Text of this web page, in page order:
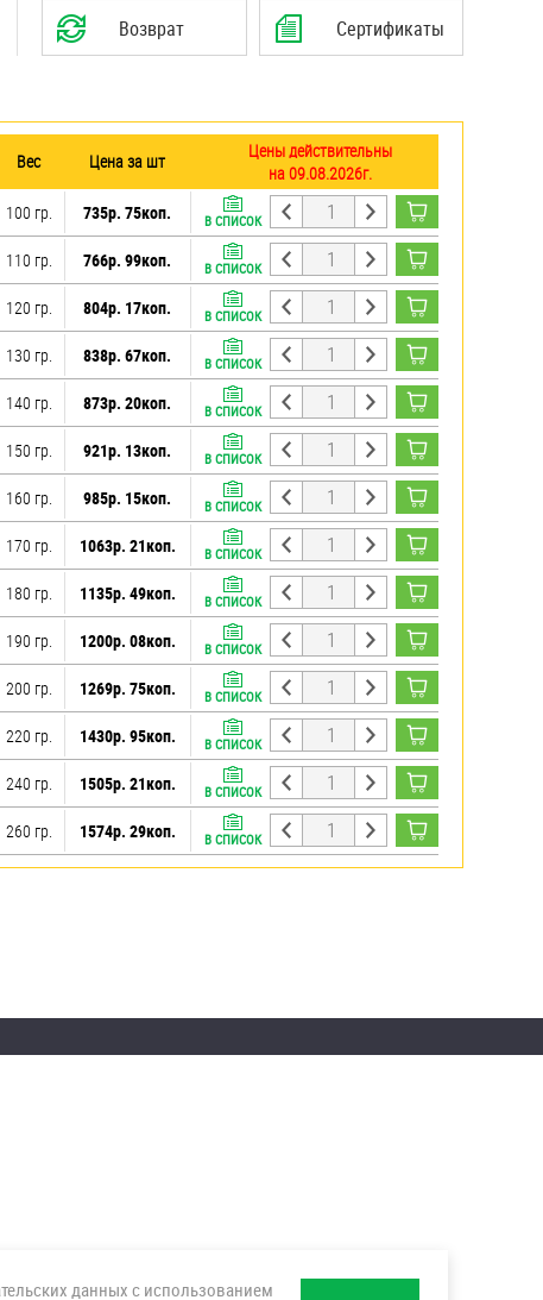
Возврат Сертификаты
Вес Цена за шт
Цены действительны
на 09.08.2026г.
100 гр. 735р. 75коп. В СПИСОК
110 гр. 766р. 99коп. В СПИСОК
120 гр. 804р. 17коп. В СПИСОК
130 гр. 838р. 67коп. В СПИСОК
140 гр. 873р. 20коп. В СПИСОК
150 гр. 921р. 13коп. В СПИСОК
160 гр. 985р. 15коп. В СПИСОК
170 гр. 1063р. 21коп. В СПИСОК
180 гр. 1135р. 49коп. В СПИСОК
190 гр. 1200р. 08коп. В СПИСОК
200 гр. 1269р. 75коп. В СПИСОК
220 гр. 1430р. 95коп. В СПИСОК
240 гр. 1505р. 21коп. В СПИСОК
260 гр. 1574р. 29коп. В СПИСОК
данных с использованием